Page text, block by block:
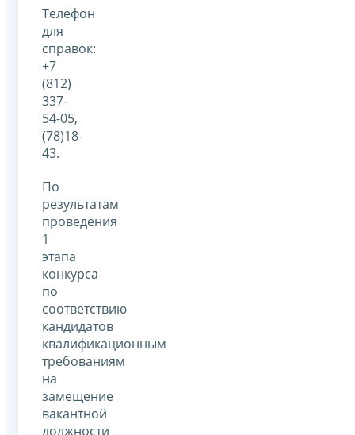
Телефон
для
справок:
+7
(812)
337-
54-05,
(78)18-
43.
По
результатам
проведения
1
этапа
конкурса
по
соответствию
кандидатов
квалификационным
требованиям
на
замещение
вакантной
должности